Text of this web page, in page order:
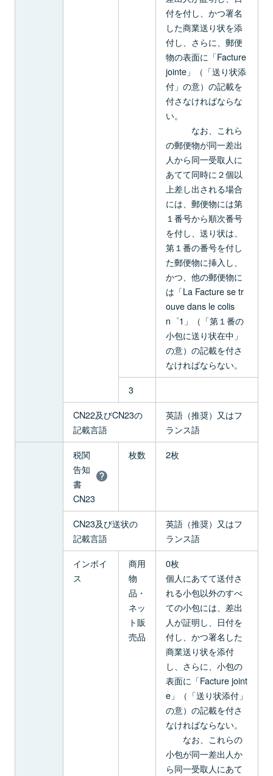
付を付し、かつ署名
した商業送り状を添
付し、さらに、郵便
物の表面に「Facture
jointe」（「送り状添
付」の意）の記載を
付さなければならな
い。
なお、これら
の郵便物が同一差出
人から同一受取人に
あてて同時に２個以
上差し出される場合
には、郵便物には第
１番号から順次番号
を付し、送り状は、
第１番の番号を付し
た郵便物に挿入し、
かつ、他の郵便物に
は「La Facture se tr
ouve dans le colis
n゜1」（「第１番の
小包に送り状在中」
の意）の記載を付さ
なければならない。
3
CN22及びCN23の
記載言語
英語（推奨）又はフ
ランス語
税関
告知
書
CN23
枚数 2枚
CN23及び送状の
記載言語
英語（推奨）又はフ
ランス語
インボイ
ス
商用
物
品・
ネッ
ト販
売品
0枚
個人にあてて送付さ
れる小包以外のすべ
ての小包には、差出
人が証明し、日付を
付し、かつ署名した
商業送り状を添付
し、さらに、小包の
表面に「Facture joint
e」（「送り状添付」
の意）の記載を付さ
なければならない。
なお、これらの
小包が同一差出人か
ら同一受取人にあて